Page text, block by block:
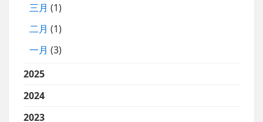
三月 (1)
二月 (1)
一月 (3)
2025
2024
2023